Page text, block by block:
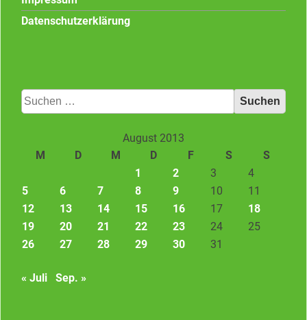
Datenschutzerklärung
Suchen
nach:
August 2013
M
D M D F S
S
1
2 3
4
5
6 7 8 9 10
11
12
13 14 15 16 17
18
19
20 21 22 23 24
25
26
27 28 29 30 31
« Juli Sep. »